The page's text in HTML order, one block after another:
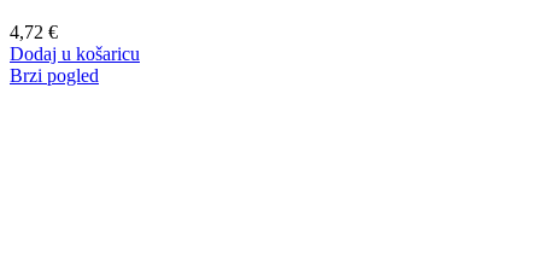
4,72 €
Dodaj u košaricu
Brzi pogled